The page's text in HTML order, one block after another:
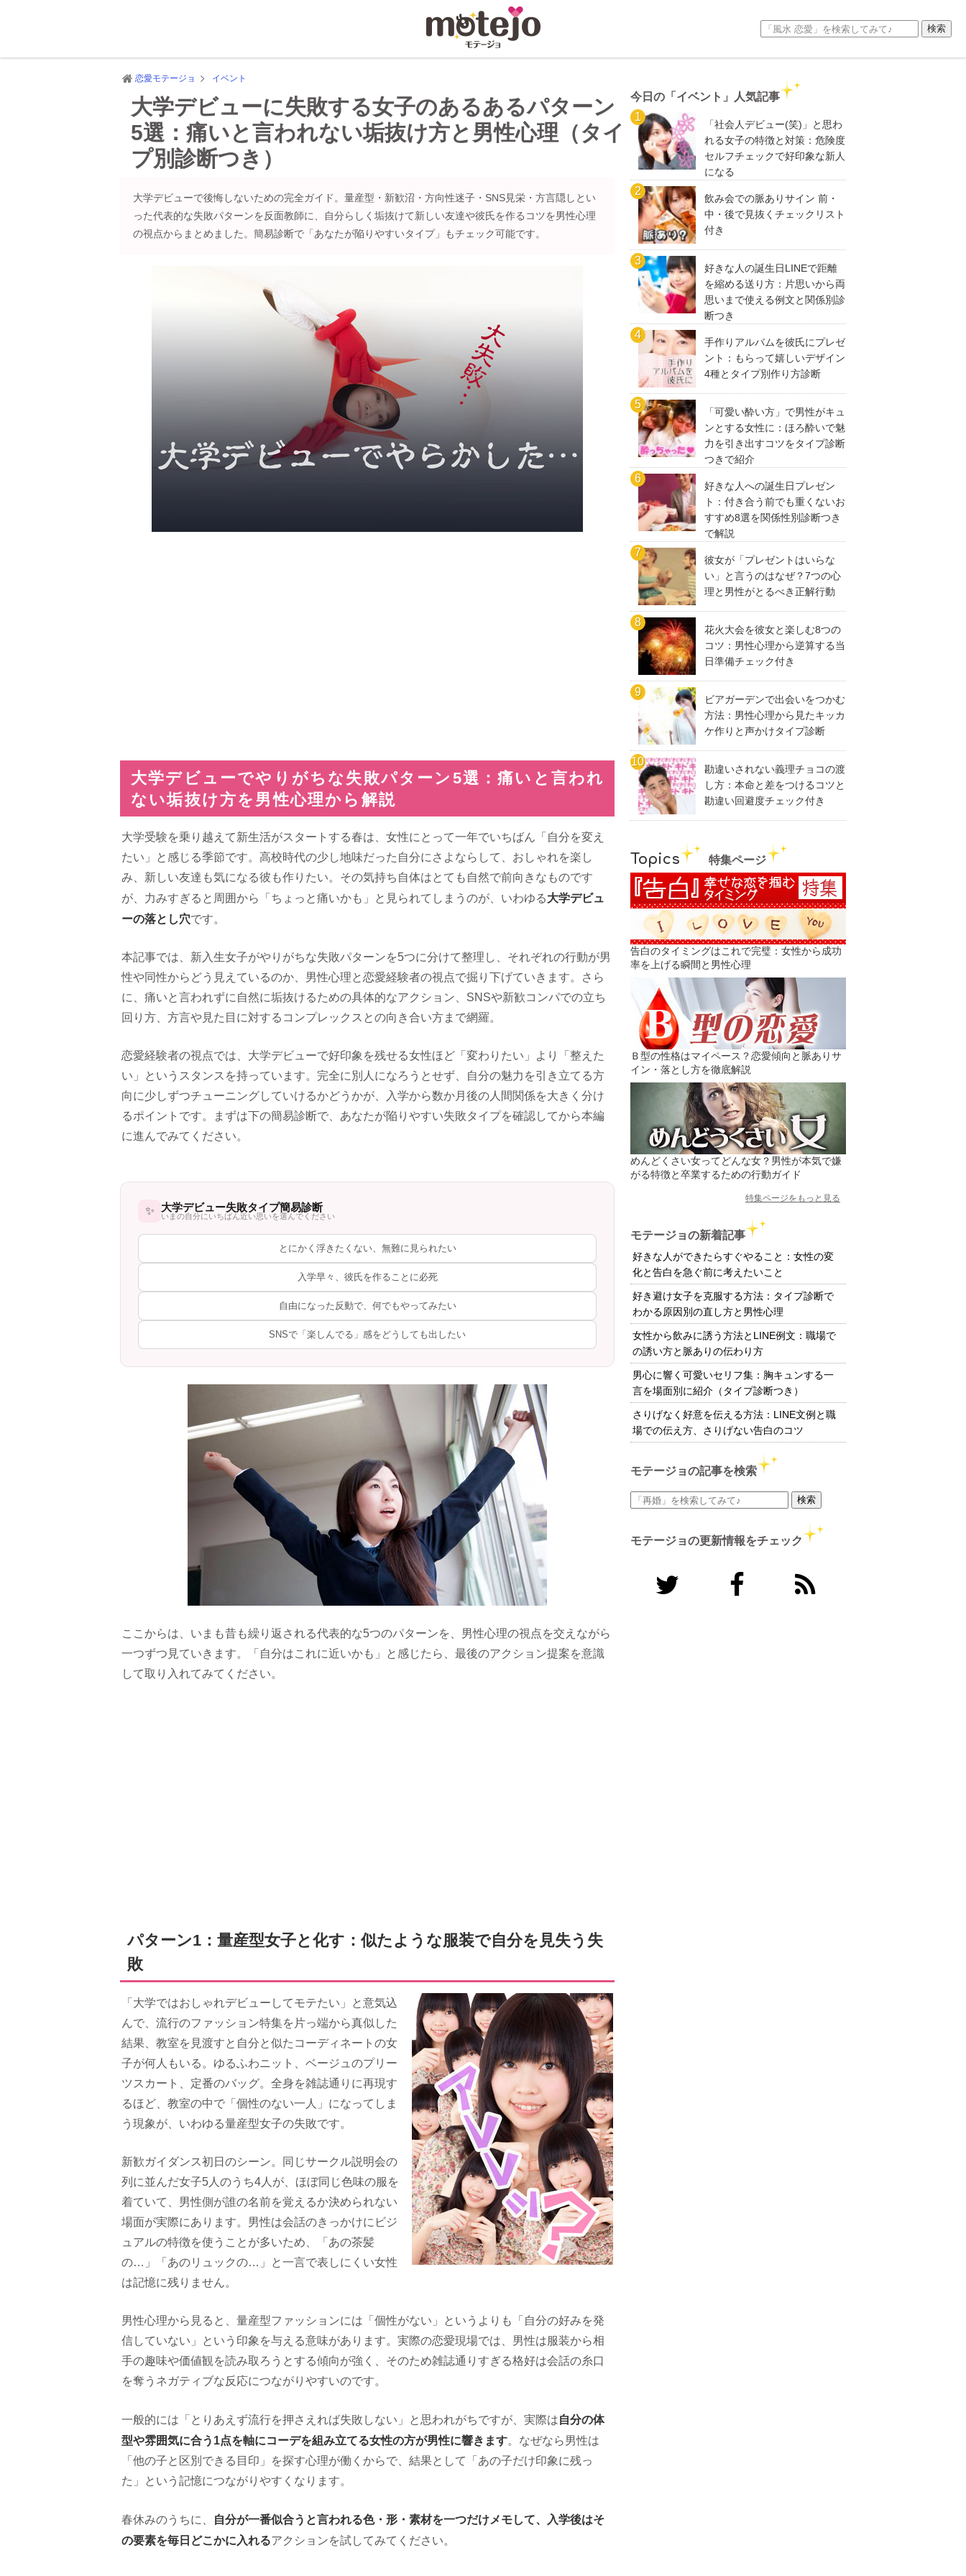
恋愛モテージョ イベント
大学デビューに失敗する女子のあるあるパターン
5選：痛いと言われない垢抜け方と男性心理（タイ
プ別診断つき）
大学デビューで後悔しないための完全ガイド。量産型・新歓沼・方向性迷子・SNS見栄・方言隠しとい
った代表的な失敗パターンを反面教師に、自分らしく垢抜けて新しい友達や彼氏を作るコツを男性心理
の視点からまとめました。簡易診断で「あなたが陥りやすいタイプ」もチェック可能です。
大学デビューでやりがちな失敗パターン5選：痛いと言われ
ない垢抜け方を男性心理から解説
大学受験を乗り越えて新生活がスタートする春は、女性にとって一年でいちばん「自分を変え
たい」と感じる季節です。高校時代の少し地味だった自分にさよならして、おしゃれを楽し
み、新しい友達も気になる彼も作りたい。その気持ち自体はとても自然で前向きなものです
が、力みすぎると周囲から「ちょっと痛いかも」と見られてしまうのが、いわゆる大学デビュ
ーの落とし穴です。
本記事では、新入生女子がやりがちな失敗パターンを5つに分けて整理し、それぞれの行動が男
性や同性からどう見えているのか、男性心理と恋愛経験者の視点で掘り下げていきます。さら
に、痛いと言われずに自然に垢抜けるための具体的なアクション、SNSや新歓コンパでの立ち
回り方、方言や見た目に対するコンプレックスとの向き合い方まで網羅。
恋愛経験者の視点では、大学デビューで好印象を残せる女性ほど「変わりたい」より「整えた
い」というスタンスを持っています。完全に別人になろうとせず、自分の魅力を引き立てる方
向に少しずつチューニングしていけるかどうかが、入学から数か月後の人間関係を大きく分け
るポイントです。まずは下の簡易診断で、あなたが陥りやすい失敗タイプを確認してから本編
に進んでみてください。
✨ 大学デビュー失敗タイプ簡易診断
いまの自分にいちばん近い思いを選んでください
とにかく浮きたくない、無難に見られたい
入学早々、彼氏を作ることに必死
自由になった反動で、何でもやってみたい
SNSで「楽しんでる」感をどうしても出したい
ここからは、いまも昔も繰り返される代表的な5つのパターンを、男性心理の視点を交えながら
一つずつ見ていきます。「自分はこれに近いかも」と感じたら、最後のアクション提案を意識
して取り入れてみてください。
パターン1：量産型女子と化す：似たような服装で自分を見失う失
敗
「大学ではおしゃれデビューしてモテたい」と意気込
んで、流行のファッション特集を片っ端から真似した
結果、教室を見渡すと自分と似たコーディネートの女
子が何人もいる。ゆるふわニット、ベージュのプリー
ツスカート、定番のバッグ。全身を雑誌通りに再現す
るほど、教室の中で「個性のない一人」になってしま
う現象が、いわゆる量産型女子の失敗です。
新歓ガイダンス初日のシーン。同じサークル説明会の
列に並んだ女子5人のうち4人が、ほぼ同じ色味の服を
着ていて、男性側が誰の名前を覚えるか決められない
場面が実際にあります。男性は会話のきっかけにビジ
ュアルの特徴を使うことが多いため、「あの茶髪
の…」「あのリュックの…」と一言で表しにくい女性
は記憶に残りません。
男性心理から見ると、量産型ファッションには「個性がない」というよりも「自分の好みを発
信していない」という印象を与える意味があります。実際の恋愛現場では、男性は服装から相
手の趣味や価値観を読み取ろうとする傾向が強く、そのため雑誌通りすぎる格好は会話の糸口
を奪うネガティブな反応につながりやすいのです。
一般的には「とりあえず流行を押さえれば失敗しない」と思われがちですが、実際は自分の体
型や雰囲気に合う1点を軸にコーデを組み立てる女性の方が男性に響きます。なぜなら男性は
「他の子と区別できる目印」を探す心理が働くからで、結果として「あの子だけ印象に残っ
た」という記憶につながりやすくなります。
春休みのうちに、
自分が一番似合うと言われる色・形・素材を一つだけメモして、入学後はそ
の要素を毎日どこかに入れるアクションを試してみてください。
今日の「イベント」人気記事
「社会人デビュー(笑)」と思わ
れる女子の特徴と対策：危険度
セルフチェックで好印象な新人
になる
飲み会での脈ありサイン 前・
中・後で見抜くチェックリスト
付き
好きな人の誕生日LINEで距離
を縮める送り方：片思いから両
思いまで使える例文と関係別診
断つき
手作りアルバムを彼氏にプレゼ
ント：もらって嬉しいデザイン
4種とタイプ別作り方診断
「可愛い酔い方」で男性がキュ
ンとする女性に：ほろ酔いで魅
力を引き出すコツをタイプ診断
つきで紹介
好きな人への誕生日プレゼン
ト：付き合う前でも重くないお
すすめ8選を関係性別診断つき
で解説
彼女が「プレゼントはいらな
い」と言うのはなぜ？7つの心
理と男性がとるべき正解行動
花火大会を彼女と楽しむ8つの
コツ：男性心理から逆算する当
日準備チェック付き
ビアガーデンで出会いをつかむ
方法：男性心理から見たキッカ
ケ作りと声かけタイプ診断
勘違いされない義理チョコの渡
し方：本命と差をつけるコツと
勘違い回避度チェック付き
Topics 特集ページ
告白のタイミングはこれで完璧：女性から成功
率を上げる瞬間と男性心理
Ｂ型の性格はマイペース？恋愛傾向と脈ありサ
イン・落とし方を徹底解説
めんどくさい女ってどんな女？男性が本気で嫌
がる特徴と卒業するための行動ガイド
特集ページをもっと見る
モテージョの新着記事
好きな人ができたらすぐやること：女性の変
化と告白を急ぐ前に考えたいこと
好き避け女子を克服する方法：タイプ診断で
わかる原因別の直し方と男性心理
女性から飲みに誘う方法とLINE例文：職場で
の誘い方と脈ありの伝わり方
男心に響く可愛いセリフ集：胸キュンする一
言を場面別に紹介（タイプ診断つき）
さりげなく好意を伝える方法：LINE文例と職
場での伝え方、さりげない告白のコツ
モテージョの記事を検索
モテージョの更新情報をチェック